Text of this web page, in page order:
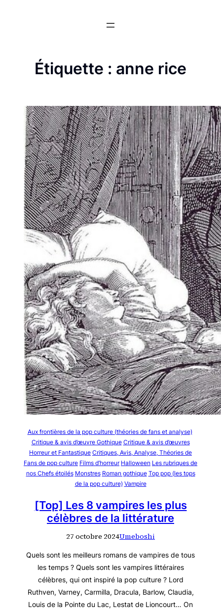
Étiquette : anne rice
Aux frontières de la pop culture (théories de fans et analyse)
Critique & avis d’œuvre Gothique Critique & avis d’œuvres
Horreur et Fantastique Critiques, Avis, Analyse, Théories de
Fans de pop culture Films d’horreur Halloween Les rubriques de
nos Chefs étoilés Monstres Roman gothique Top pop (les tops
de la pop culture) Vampire
[Top] Les 8 vampires les plus
célèbres de la littérature
27 octobre 2024Umeboshi
Quels sont les meilleurs romans de vampires de tous
les temps ? Quels sont les vampires littéraires
célèbres, qui ont inspiré la pop culture ? Lord
Ruthven, Varney, Carmilla, Dracula, Barlow, Claudia,
Louis de la Pointe du Lac, Lestat de Lioncourt… On